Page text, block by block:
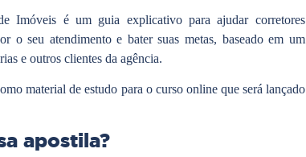
Imóveis é um guia explicativo para ajudar corretores
o seu atendimento e bater suas metas, baseado em um
e outros clientes da agência.
material de estudo para o curso online que será lançado
apostila?